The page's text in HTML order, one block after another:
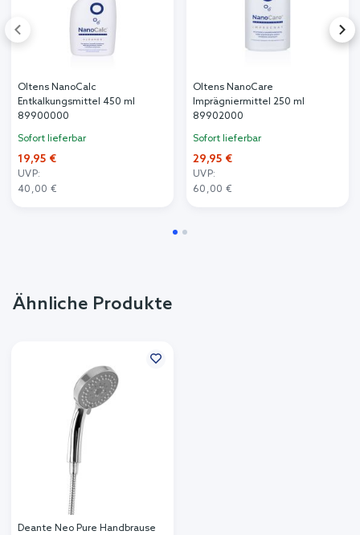
Oltens NanoCalc
Entkalkungsmittel 450 ml
89900000
Sofort lieferbar
19,95 €
UVP:
40,00 €
Oltens NanoCare
Imprägniermittel 250 ml
89902000
Sofort lieferbar
29,95 €
UVP:
60,00 €
Ähnliche Produkte
Deante Neo Pure Handbrause